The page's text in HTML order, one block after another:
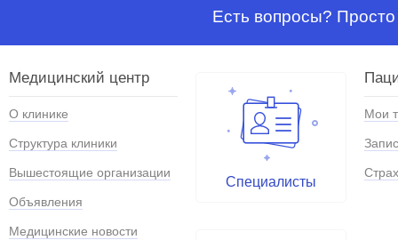
Есть вопросы?
Медицинский центр
О клинике
Структура клиники
Вышестоящие организации
Объявления
Медицинские новости
Специалисты
Мои